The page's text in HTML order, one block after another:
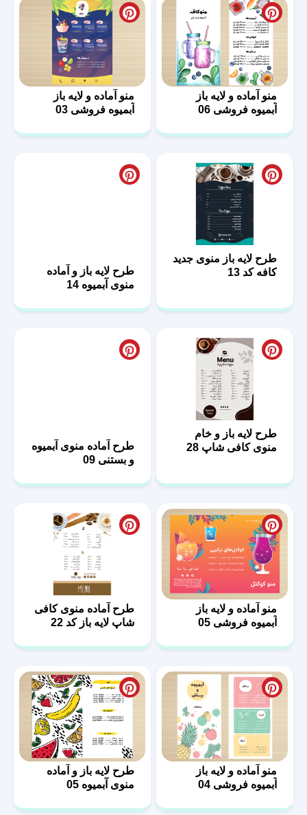
منو آماده و لایه باز
آبمیوه فروشی 06
منو آماده و لایه باز
آبمیوه فروشی 03
طرح لایه باز منوی جدید
کافه کد 13
منوی آبمیوه 14
طرح لایه باز و خام
منوی کافی شاپ 28
و بستنی 09
منو آماده و لایه باز
آبمیوه فروشی 05
طرح آماده منوی کافی
شاپ لایه باز کد 22
منو آماده و لایه باز
آبمیوه فروشی 04
طرح لایه باز و آماده
منوی آبمیوه 05